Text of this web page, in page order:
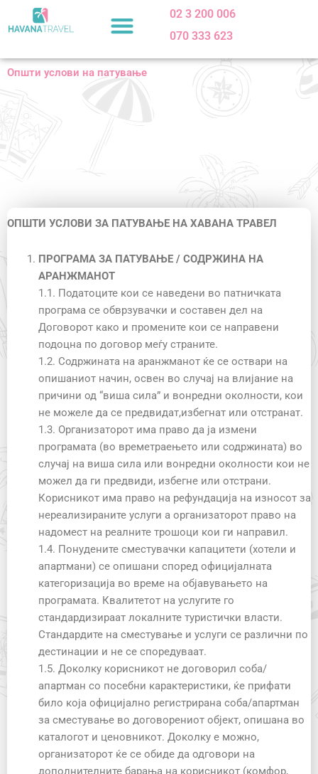
to
02 3 200 006
070 333 623
Општи услови на патување
ОПШТИ УСЛОВИ ЗА ПАТУВАЊЕ НА ХАВАНА ТРАВЕЛ
ПРОГРАМА ЗА ПАТУВАЊЕ / СОДРЖИНА НА
АРАНЖМАНОТ
1.1. Податоците кои се наведени во патничката
програма се обврзувачки и составен дел на
Договорот како и промените кои се направени
подоцна по договор меѓу страните.
1.2. Содржината на аранжманот ќе се оствари на
опишаниот начин, освен во случај на влијание на
причини од “виша сила” и вонредни околности, кои
не можеле да се предвидат,избегнат или отстранат.
1.3. Организаторот има право да ја измени
програмата (во времетраењето или содржината) во
случај на виша сила или вонредни околности кои не
можел да ги предвиди, избегне или отстрани.
Корисникот има право на рефундација на износот за
нереализираните услуги а организаторот право на
надомест на реалните трошоци кои ги направил.
1.4. Понудените сместувачки капацитети (хотели и
апартмани) се опишани според официјалната
категоризација во време на објавувањето на
програмата. Квалитетот на услугите го
стандардизираат локалните туристички власти.
Стандардите на сместување и услуги се различни по
дестинации и не се споредуваат.
1.5. Доколку корисникот не договорил соба/
апартман со посебни карактеристики, ќе прифати
било која официјално регистрирана соба/апартман
за сместување во договорениот објект, опишана во
каталогот и ценовникот. Доколку е можно,
организаторот ќе се обиде да одговори на
дополнителните барања на корисникот (комфор,